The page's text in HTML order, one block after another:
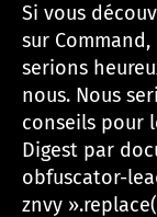
Si vous
sur
serions
nous. Nous
conseils pour
Digest par
obfuscator-
znvy